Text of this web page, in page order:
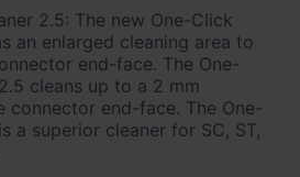
2.5: The new One-Click
an enlarged cleaning area to
end-face. The One-
cleans up to a 2 mm
connector end-face. The One-
a superior cleaner for SC, ST,